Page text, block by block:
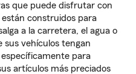
que puede disfrutar con
están construidos para
a la carretera, el agua o
sus vehículos tengan
para
artículos más preciados